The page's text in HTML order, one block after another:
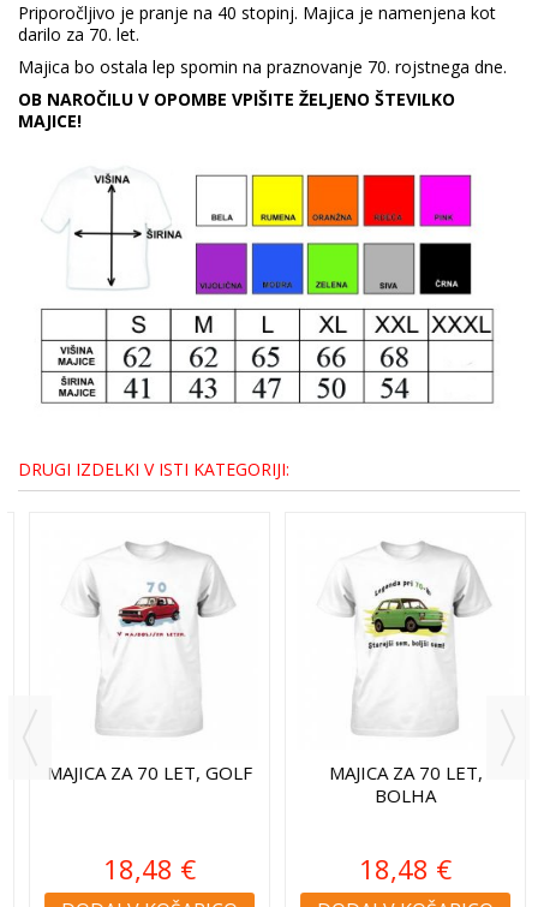
Priporočljivo je pranje na 40 stopinj. Majica je namenjena kot
darilo za 70. let.
Majica bo ostala lep spomin na praznovanje 70. rojstnega dne.
OB NAROČILU V OPOMBE VPIŠITE ŽELJENO ŠTEVILKO
MAJICE!
DRUGI IZDELKI V ISTI KATEGORIJI:
MAJICA ZA 70 LET, GOLF
18,48 €
MAJICA ZA 70 LET,
BOLHA
18,48 €